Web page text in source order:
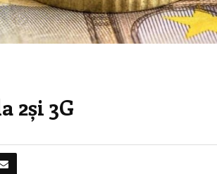
2și 3G